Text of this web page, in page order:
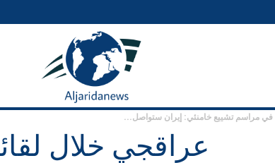
مراسم تشييع خامنئي: إيران ستواصل...
عراقجي خلال